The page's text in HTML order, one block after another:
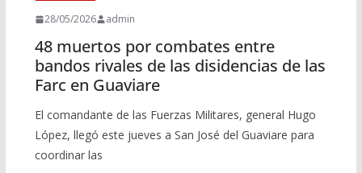
28/05/2026 admin
48 muertos por combates entre
bandos rivales de las disidencias de las
Farc en Guaviare
El comandante de las Fuerzas Militares, general Hugo
López, llegó este jueves a San José del Guaviare para
coordinar las